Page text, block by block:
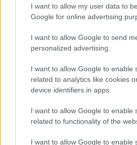
I want to allow my user data to
Google for online advertising
I want to allow Google to send
personalized advertising.
I want to allow Google to enable
related to analytics like cookies
device identifiers in apps.
I want to allow Google to enable
related to functionality of the
I want to allow Google to enable